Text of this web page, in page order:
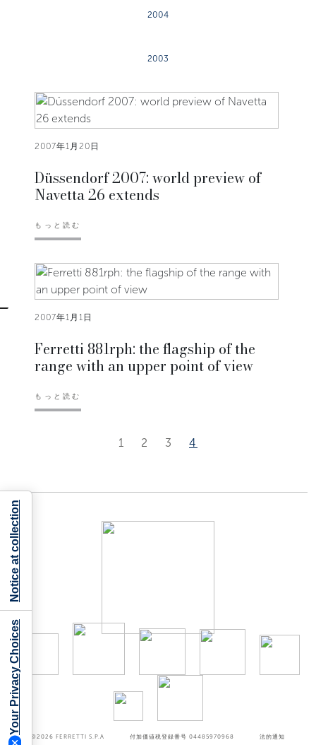
2004
2003
2007年1月20日
Düssendorf 2007: world preview of
Navetta 26 extends
もっと読む
2007年1月1日
Ferretti 881rph: the flagship of the
range with an upper point of view
もっと読む
1 2 3 4
©2026 FERRETTI S.P.A 付加価値税登録番号 04485970968 法的通知
Your Privacy Choices
Notice at collection